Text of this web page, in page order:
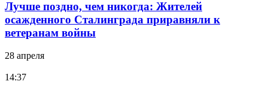
Лучше поздно, чем никогда: Жителей
осажденного Сталинграда приравняли к
ветеранам войны
28 апреля
14:37